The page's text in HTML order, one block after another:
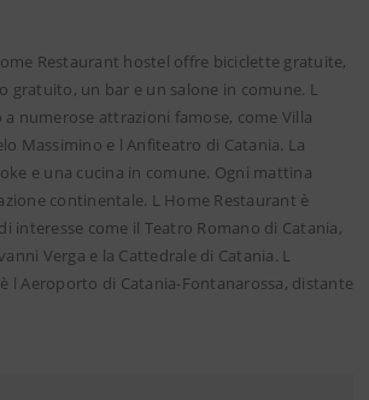
Restaurant hostel offre biciclette gratuite,
gratuito, un bar e un salone in comune. L
numerose attrazioni famose, come Villa
Massimino e l Anfiteatro di Catania. La
e una cucina in comune. Ogni mattina
continentale. L Home Restaurant è
interesse come il Teatro Romano di Catania,
Verga e la Cattedrale di Catania. L
l Aeroporto di Catania-Fontanarossa, distante